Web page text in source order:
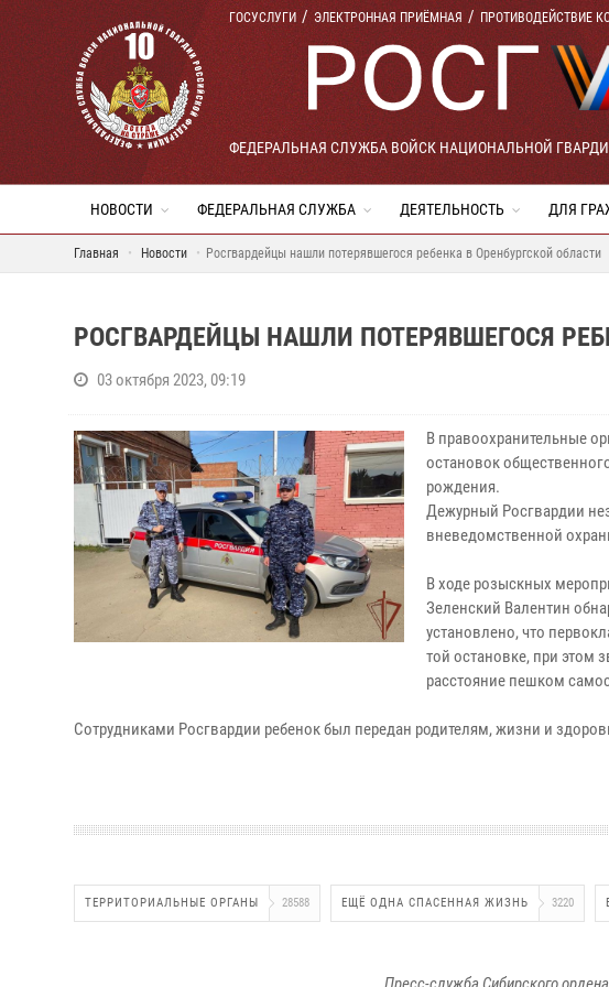
ГОСУСЛУГИ ЭЛЕКТРОННАЯ ПРИЁМНАЯ ПРОТИВОДЕЙСТВИЕ
ФЕДЕРАЛЬНАЯ СЛУЖБА ВОЙСК НАЦИОНАЛЬНОЙ
НОВОСТИ ФЕДЕРАЛЬНАЯ СЛУЖБА ДЕЯТЕЛЬНОСТЬ ДЛЯ
Главная Новости Росгвардейцы нашли потерявшегося ребенка в Оренбургской области
РОСГВАРДЕЙЦЫ НАШЛИ ПОТЕРЯВШЕГОСЯ
03 октября 2023, 09:19
В правоохранительные
остановок
рождения.
Дежурный Росгвардии
вневедомственной
В ходе розыскных
Зеленский Валентин
установлено, что
той остановке, при этом
расстояние пешком
Сотрудниками Росгвардии ребенок был передан родителям, жизни и
ТЕРРИТОРИАЛЬНЫЕ ОРГАНЫ 28588 ЕЩЁ ОДНА СПАСЕННАЯ ЖИЗНЬ 3220